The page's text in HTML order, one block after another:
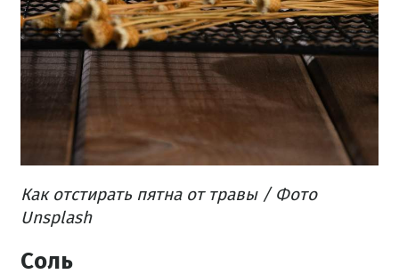
Как отстирать пятна от травы / Фото
Unsplash
Соль